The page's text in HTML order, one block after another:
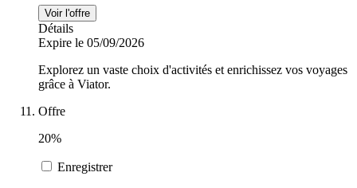
Voir l'offre
Détails
Expire le 05/09/2026
Explorez un vaste choix d'activités et enrichissez vos voyages
grâce à Viator.
Offre
20%
Enregistrer